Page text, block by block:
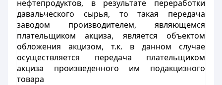
нефтепродуктов, в результате переработки
давальческого сырья, то такая передача
заводом производителем, являющемся
плательщиком акциза, является объектом
обложения акцизом, т.к. в данном случае
осуществляется передача плательщиком
акциза произведенного им подакцизного
товара